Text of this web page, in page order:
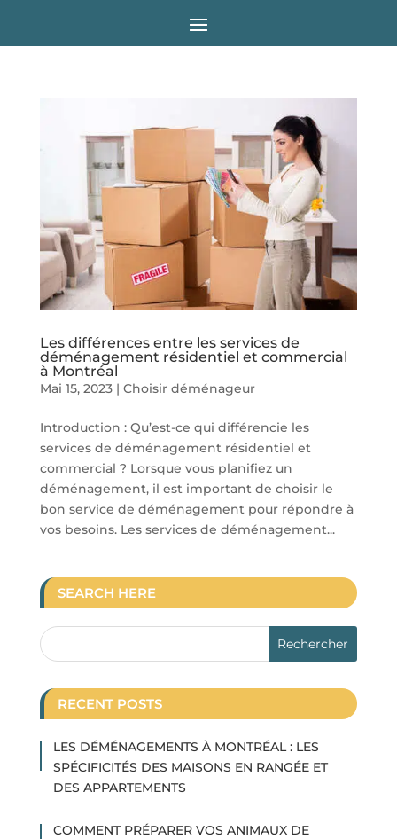
Les différences entre les services de
déménagement résidentiel et commercial
à Montréal
Mai 15, 2023| Choisir déménageur
Introduction : Qu’est-ce qui différencie les
services de déménagement résidentiel et
commercial ? Lorsque vous planifiez un
déménagement, il est important de choisir le
bon service de déménagement pour répondre à
vos besoins. Les services de déménagement...
SEARCH HERE
RECENT POSTS
LES DÉMÉNAGEMENTS À MONTRÉAL : LES
SPÉCIFICITÉS DES MAISONS EN RANGÉE ET
DES APPARTEMENTS
COMMENT PRÉPARER VOS ANIMAUX DE